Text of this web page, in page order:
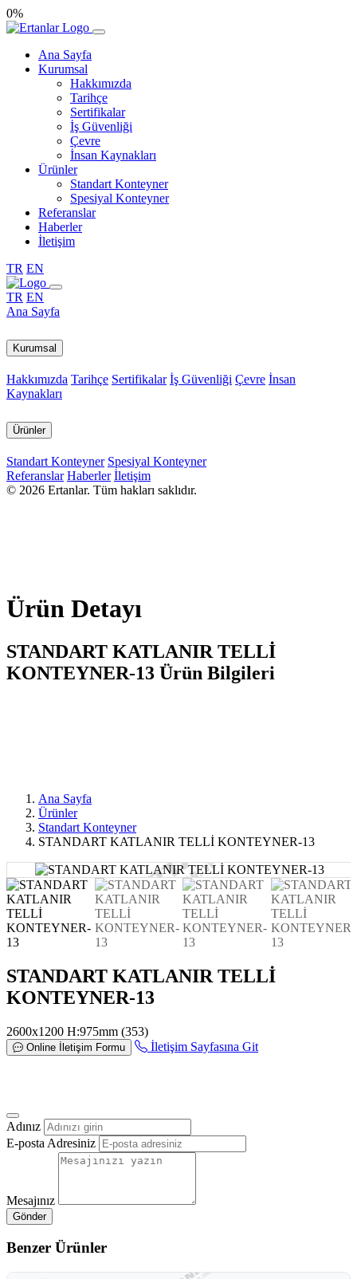
0%
Ana Sayfa
Kurumsal
Hakkımızda
Tarihçe
Sertifikalar
İş Güvenliği
Çevre
İnsan Kaynakları
Ürünler
Standart Konteyner
Spesiyal Konteyner
Referanslar
Haberler
İletişim
TR EN
TR EN
Ana Sayfa
Kurumsal
Hakkımızda Tarihçe Sertifikalar İş Güvenliği Çevre İnsan
Kaynakları
Ürünler
Standart Konteyner Spesiyal Konteyner
Referanslar Haberler İletişim
© 2026 Ertanlar. Tüm hakları saklıdır.
Ürün Detayı
STANDART KATLANIR TELLİ
KONTEYNER-13 Ürün Bilgileri
Ana Sayfa
Ürünler
Standart Konteyner
STANDART KATLANIR TELLİ KONTEYNER-13
STANDART KATLANIR TELLİ
KONTEYNER-13
2600x1200 H:975mm (353)
Online İletişim Formu İletişim Sayfasına Git
Adınız
E-posta Adresiniz
Mesajınız
Gönder
Benzer Ürünler